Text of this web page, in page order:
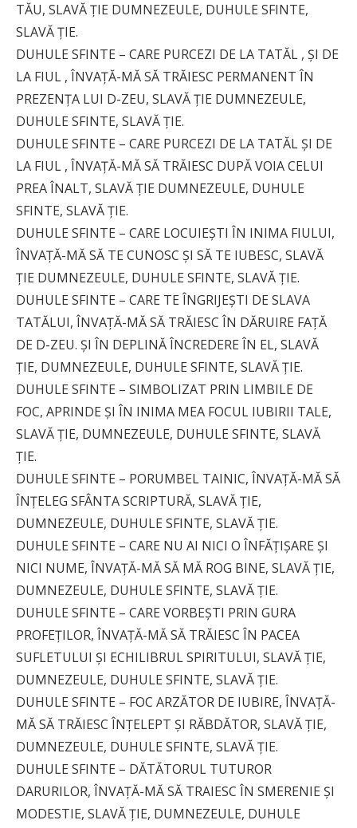
TĂU, SLAVĂ ŢIE DUMNEZEULE, DUHULE SFINTE,
SLAVĂ ŢIE.
DUHULE SFINTE – CARE PURCEZI DE LA TATĂL , ŞI DE
LA FIUL , ÎNVAŢĂ-MĂ SĂ TRĂIESC PERMANENT ÎN
PREZENŢA LUI D-ZEU, SLAVĂ ŢIE DUMNEZEULE,
DUHULE SFINTE, SLAVĂ ŢIE.
DUHULE SFINTE – CARE PURCEZI DE LA TATĂL ŞI DE
LA FIUL , ÎNVAŢĂ-MĂ SĂ TRĂIESC DUPĂ VOIA CELUI
PREA ÎNALT, SLAVĂ ŢIE DUMNEZEULE, DUHULE
SFINTE, SLAVĂ ŢIE.
DUHULE SFINTE – CARE LOCUIEŞTI ÎN INIMA FIULUI,
ÎNVAŢĂ-MĂ SĂ TE CUNOSC ŞI SĂ TE IUBESC, SLAVĂ
ŢIE DUMNEZEULE, DUHULE SFINTE, SLAVĂ ŢIE.
DUHULE SFINTE – CARE TE ÎNGRIJEŞTI DE SLAVA
TATĂLUI, ÎNVAŢĂ-MĂ SĂ TRĂIESC ÎN DĂRUIRE FAŢĂ
DE D-ZEU. ŞI ÎN DEPLINĂ ÎNCREDERE ÎN EL, SLAVĂ
ŢIE, DUMNEZEULE, DUHULE SFINTE, SLAVĂ ŢIE.
DUHULE SFINTE – SIMBOLIZAT PRIN LIMBILE DE
FOC, APRINDE ŞI ÎN INIMA MEA FOCUL IUBIRII TALE,
SLAVĂ ŢIE, DUMNEZEULE, DUHULE SFINTE, SLAVĂ
ŢIE.
DUHULE SFINTE – PORUMBEL TAINIC, ÎNVAŢĂ-MĂ SĂ
ÎNŢELEG SFÂNTA SCRIPTURĂ, SLAVĂ ŢIE,
DUMNEZEULE, DUHULE SFINTE, SLAVĂ ŢIE.
DUHULE SFINTE – CARE NU AI NICI O ÎNFĂŢIŞARE ŞI
NICI NUME, ÎNVAŢĂ-MĂ SĂ MĂ ROG BINE, SLAVĂ ŢIE,
DUMNEZEULE, DUHULE SFINTE, SLAVĂ ŢIE.
DUHULE SFINTE – CARE VORBEŞTI PRIN GURA
PROFEŢILOR, ÎNVAŢĂ-MĂ SĂ TRĂIESC ÎN PACEA
SUFLETULUI ŞI ECHILIBRUL SPIRITULUI, SLAVĂ ŢIE,
DUMNEZEULE, DUHULE SFINTE, SLAVĂ ŢIE.
DUHULE SFINTE – FOC ARZĂTOR DE IUBIRE, ÎNVAŢĂ-
MĂ SĂ TRĂIESC ÎNŢELEPT ŞI RĂBDĂTOR, SLAVĂ ŢIE,
DUMNEZEULE, DUHULE SFINTE, SLAVĂ ŢIE.
DUHULE SFINTE – DĂTĂTORUL TUTUROR
DARURILOR, ÎNVAŢĂ-MĂ SĂ TRAIESC ÎN SMERENIE ŞI
MODESTIE, SLAVĂ ŢIE, DUMNEZEULE, DUHULE